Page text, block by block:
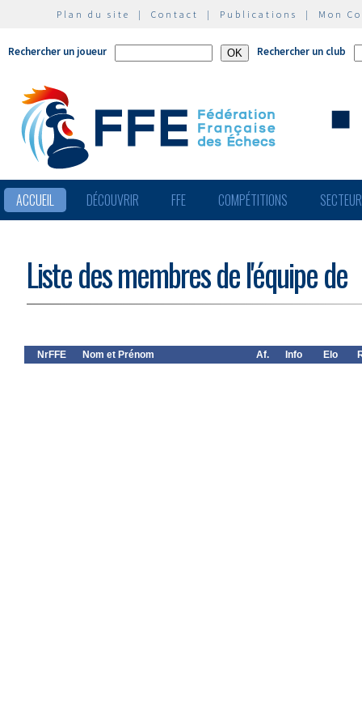
Plan du site | Contact | Publications | Mon
Rechercher un joueur Rechercher un club
ACCUEIL DÉCOUVRIR FFE COMPÉTITIONS
Liste des membres de l'équipe de
NrFFE Nom et Prénom Af. Info Elo